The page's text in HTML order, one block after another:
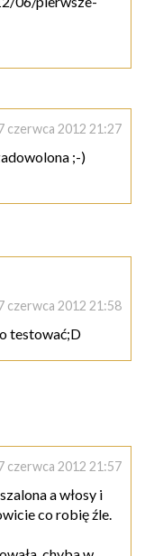
czerwca 2012 21:27
;-)
czerwca 2012 21:58
testować;D
czerwca 2012 21:57
a włosy i
co robię źle.